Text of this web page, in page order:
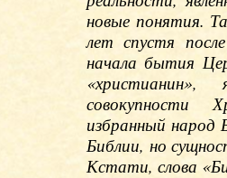
новые понятия.
лет спустя
начала бытия
«христианин»,
совокупности
избранный народ
Библии, но
Кстати, слова